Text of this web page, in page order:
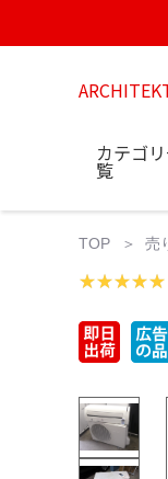
カテゴ
覧
TOP 売